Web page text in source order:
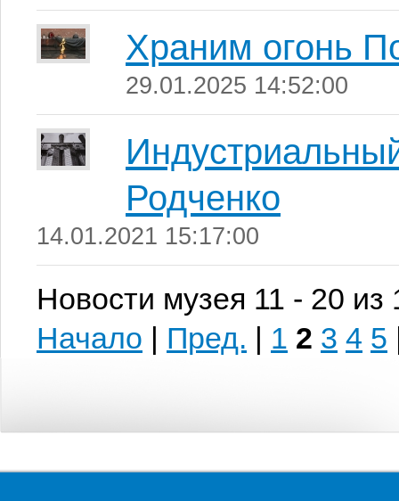
Храним огонь
29.01.2025 14:52:00
Родченко
14.01.2021 15:17:00
Новости музея 11 - 20 из
Начало | Пред. | 1 2 3 4 5